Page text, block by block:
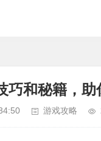
巧和秘籍，
游戏攻略